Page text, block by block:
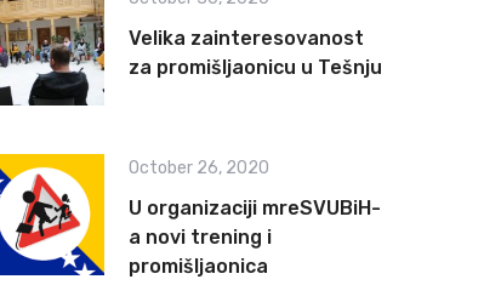
Velika zainteresovanost
za promišljaonicu u Tešnju
October 26, 2020
U organizaciji mreSVUBiH-
a novi trening i
promišljaonica